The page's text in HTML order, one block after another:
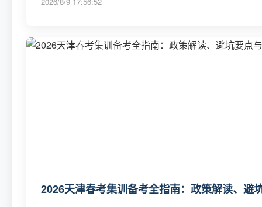
2026天津春考集训备考全指南：政策解读、避